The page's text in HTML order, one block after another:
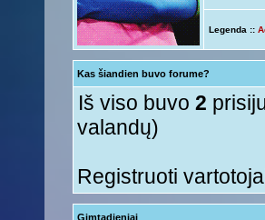
Nesquik« Ant 01 Rgs, 2015 6:12
Anny!« Ant 01 Rgs, 2015 11:50 am
Tori« Ant 01 Rgs, 2015 11:17 am »
Legenda ::
Kas šiandien buvo forume?
Iš viso buvo 2
valandų)
Registruoti
Gimtadieniai